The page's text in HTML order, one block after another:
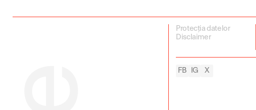
Protecția datelor
Disclaimer
FB IG X